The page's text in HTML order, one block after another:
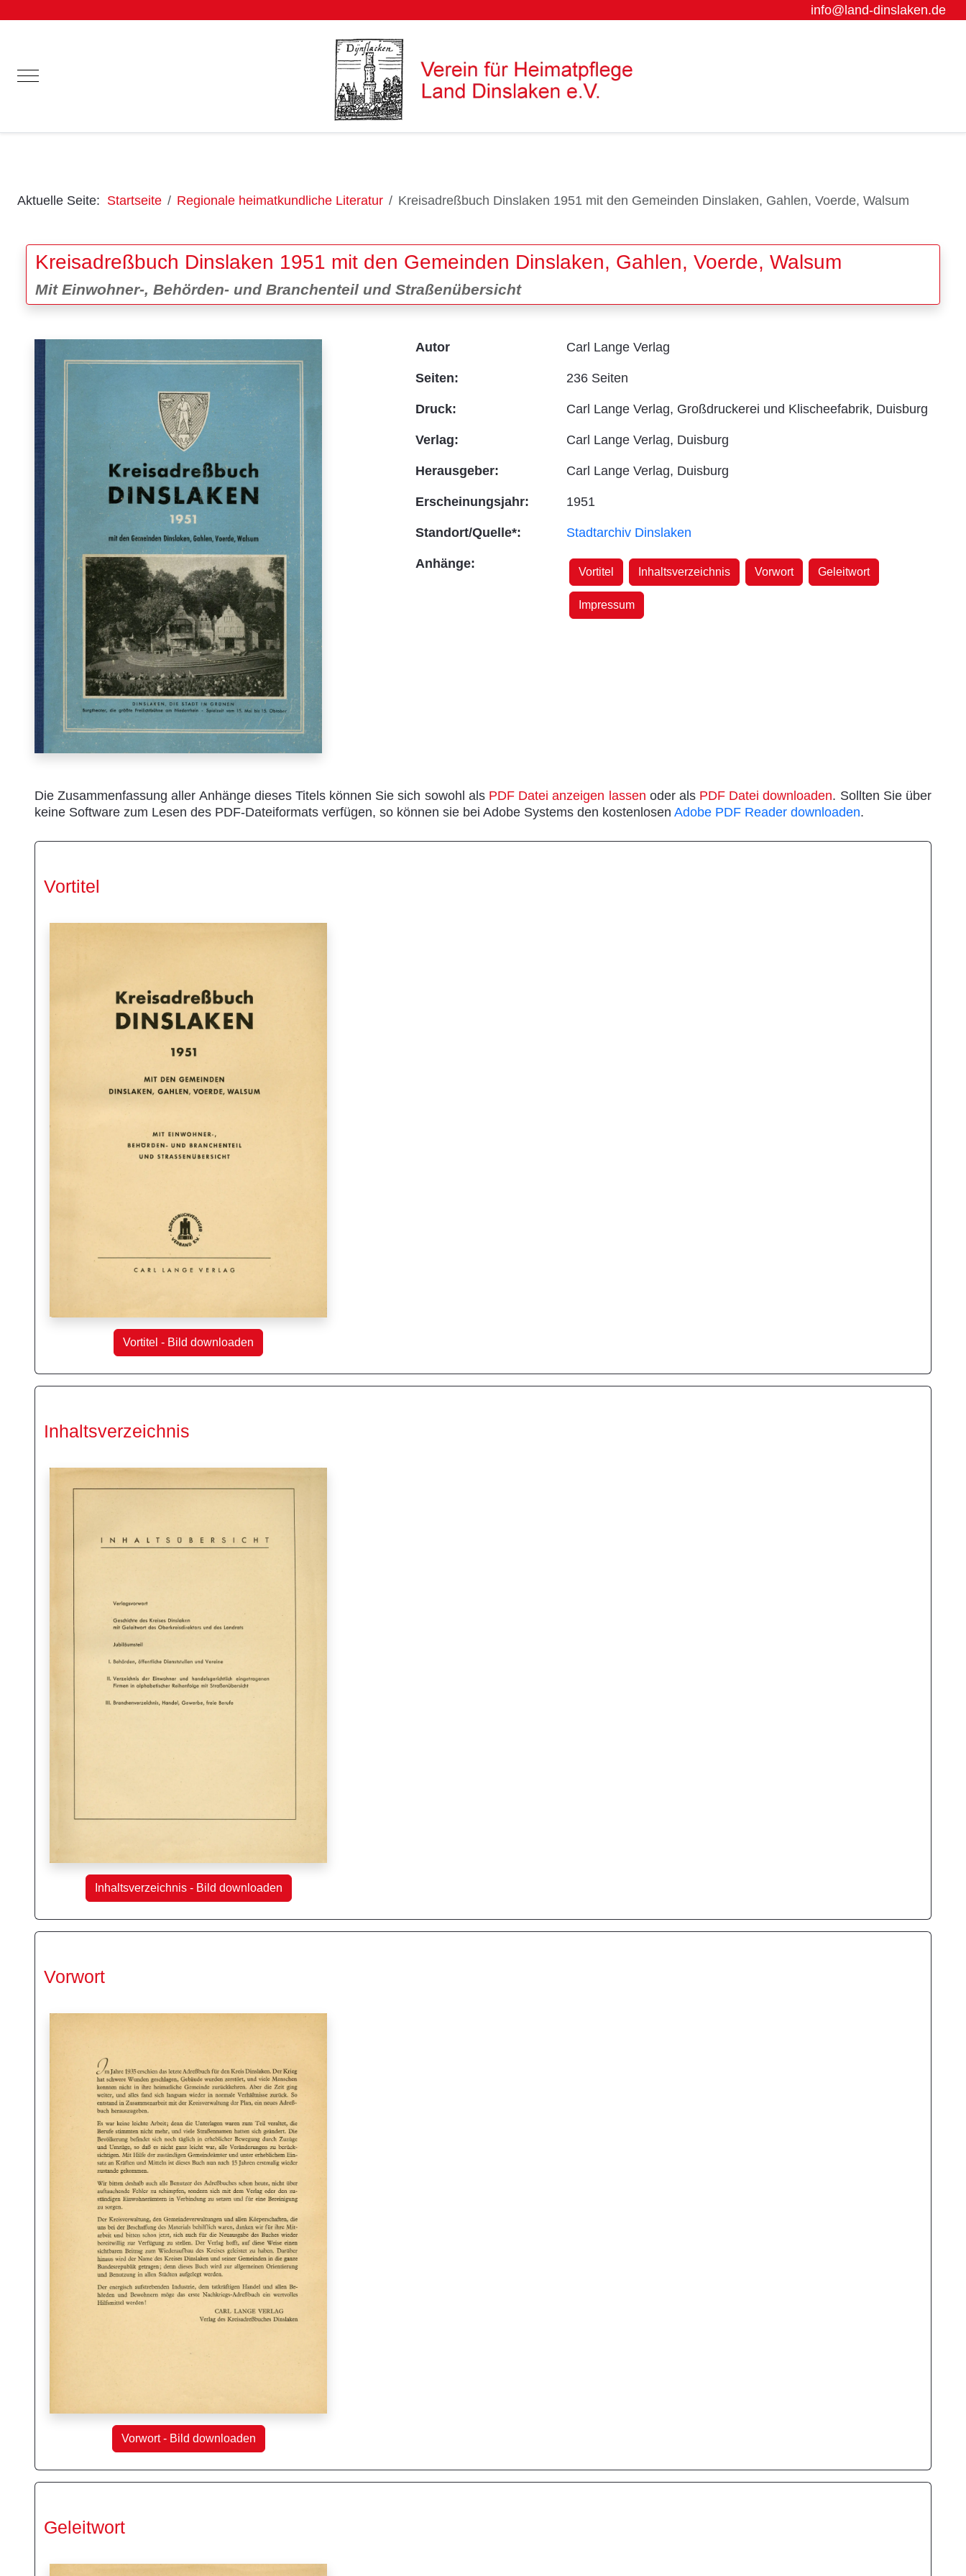
info@land-dinslaken.de
Mobile Menu Toggle
Aktuelle Seite: Startseite Regionale heimatkundliche Literatur Kreisadreßbuch Dinslaken 1951 mit den Gemeinden Dinslaken, Gahlen, Voerde, Walsum
Kreisadreßbuch Dinslaken 1951 mit den Gemeinden Dinslaken, Gahlen, Voerde, Walsum
Mit Einwohner-, Behörden- und Branchenteil und Straßenübersicht
Autor Carl Lange Verlag
Seiten: 236 Seiten
Druck: Carl Lange Verlag, Großdruckerei und Klischeefabrik, Duisburg
Verlag: Carl Lange Verlag, Duisburg
Herausgeber: Carl Lange Verlag, Duisburg
Erscheinungsjahr: 1951
Standort/Quelle*: Stadtarchiv Dinslaken
Anhänge:
Vortitel Inhaltsverzeichnis Vorwort Geleitwort
Impressum
Die Zusammenfassung aller Anhänge dieses Titels können Sie sich sowohl als PDF Datei anzeigen lassen oder als PDF Datei downloaden. Sollten Sie über
keine Software zum Lesen des PDF-Dateiformats verfügen, so können sie bei Adobe Systems den kostenlosen Adobe PDF Reader downloaden.
Vortitel
Vortitel - Bild downloaden
Inhaltsverzeichnis
Inhaltsverzeichnis - Bild downloaden
Vorwort
Vorwort - Bild downloaden
Geleitwort